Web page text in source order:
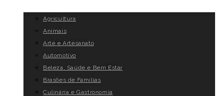
Agricultura
Animais
Arte e Artesanato
Automotivo
Beleza, Saúde e Bem Estar
Brasões de Famílias
Culinária e Gastronomia